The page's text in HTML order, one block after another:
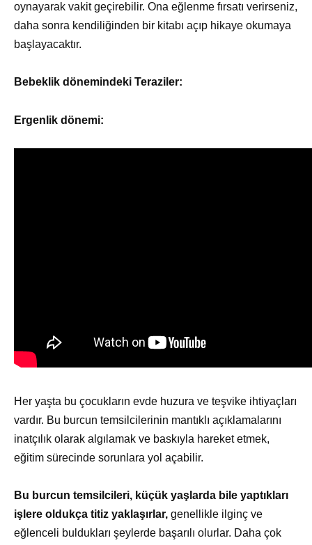
oynayarak vakit geçirebilir. Ona eğlenme fırsatı verirseniz,
daha sonra kendiliğinden bir kitabı açıp hikaye okumaya
başlayacaktır.
Bebeklik dönemindeki Teraziler:
Ergenlik dönemi:
Her yaşta bu çocukların evde huzura ve teşvike ihtiyaçları
vardır. Bu burcun temsilcilerinin mantıklı açıklamalarını
inatçılık olarak algılamak ve baskıyla hareket etmek,
eğitim sürecinde sorunlara yol açabilir.
Bu burcun temsilcileri, küçük yaşlarda bile yaptıkları
işlere oldukça titiz yaklaşırlar, genellikle ilginç ve
eğlenceli buldukları şeylerde başarılı olurlar. Daha çok